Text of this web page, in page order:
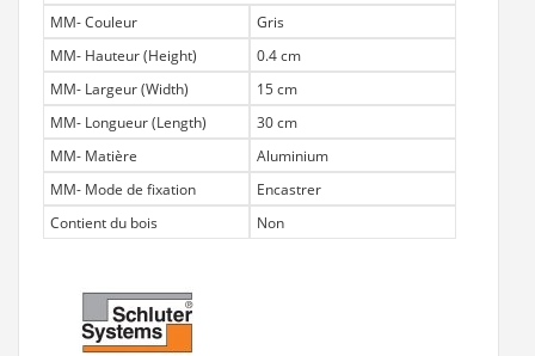
MM- Couleur
Gris
MM- Hauteur (Height)
0.4 cm
MM- Largeur (Width)
15 cm
MM- Longueur (Length)
30 cm
MM- Matière
Aluminium
MM- Mode de fixation
Encastrer
Contient du bois
Non